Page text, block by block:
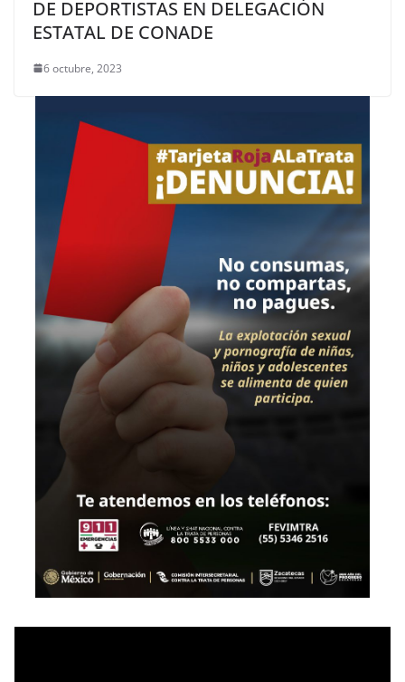
DE DEPORTISTAS EN DELEGACIÓN
ESTATAL DE CONADE
6 octubre, 2023